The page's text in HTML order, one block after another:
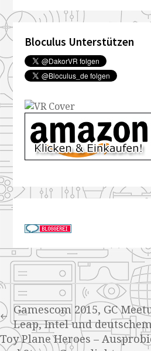
Bloculus Unterstützen
Gamescom 2015, GC
Leap, Intel und
Toy Plane Heroes –